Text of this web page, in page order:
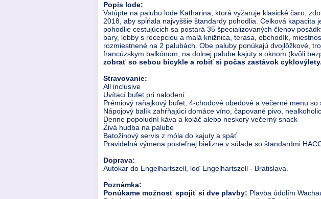
Popis lode:
Vstúpte na palubu lode Katharina, ktorá vyžaruje klasické čaro,
2018, aby spĺňala najvyššie štandardy pohodlia. Celková
pohodlie cestujúcich sa postará 35 špecializovaných členov
bary, lobby s recepciou a malá knižnica, terasa, obchodík,
rozmiestnené na 2 palubách. Obe paluby ponúkajú dvojlôžkové,
francúzskym balkónom, na dolnej palube kajuty s oknom (kvôli
zobrať so sebou bicykle a robiť si počas zastávok cyklovýlety.
Stravovanie:
All inclusive
Uvítací bufet pri nalodení
Prémiový raňajkový bufet, 4-chodové obedové a večerné menu
Nápojový balík zahŕňajúci domáce víno, čapované pivo,
Denne popoludní káva a koláč alebo neskorý večerný snack
Živá hudba na palube
Batožinový servis z móla do kajuty a späť
Pravidelná výmena posteľnej bielizne v súlade so štandardmi
Doprava:
Autokar do Engelhartszell, loď Engelhartszell - Bratislava.
Poznámka:
Ponúkame možnosť spojiť si dve plavby: Plavba údolím